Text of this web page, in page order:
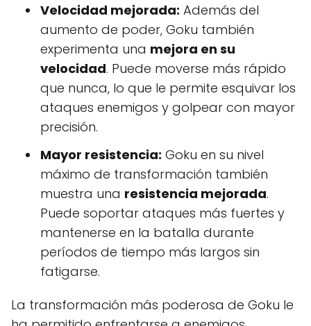
Velocidad mejorada: Además del
aumento de poder, Goku también
experimenta una mejora en su
velocidad. Puede moverse más rápido
que nunca, lo que le permite esquivar los
ataques enemigos y golpear con mayor
precisión.
Mayor resistencia: Goku en su nivel
máximo de transformación también
muestra una resistencia mejorada.
Puede soportar ataques más fuertes y
mantenerse en la batalla durante
períodos de tiempo más largos sin
fatigarse.
La transformación más poderosa de Goku le